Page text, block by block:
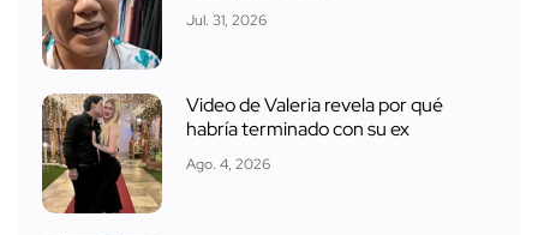
Jul. 31, 2026
Video de Valeria revela por qué
habría terminado con su ex
Ago. 4, 2026